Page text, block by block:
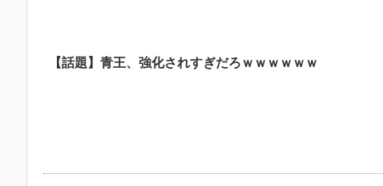
【話題】青王、強化されすぎだろｗｗｗｗｗｗ